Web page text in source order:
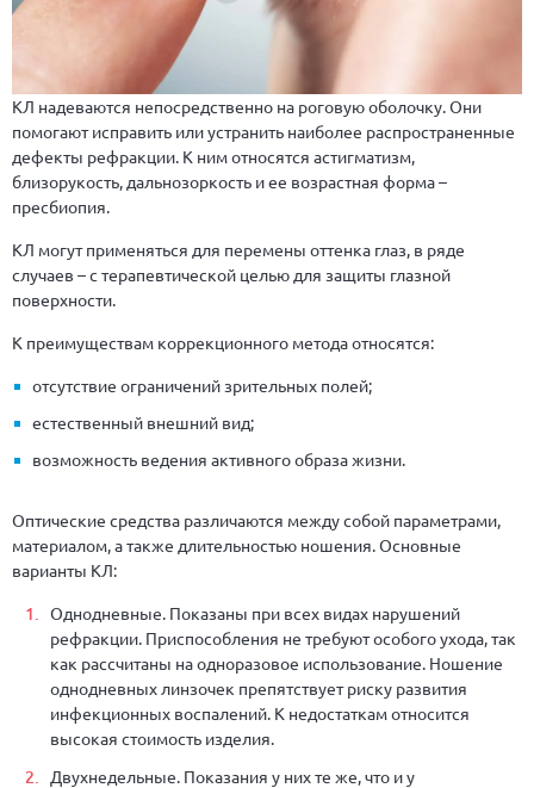
КЛ надеваются непосредственно на роговую оболочку. Они
помогают исправить или устранить наиболее распространенные
дефекты рефракции. К ним относятся астигматизм,
близорукость, дальнозоркость и ее возрастная форма –
пресбиопия.
КЛ могут применяться для перемены оттенка глаз, в ряде
случаев – с терапевтической целью для защиты глазной
поверхности.
К преимуществам коррекционного метода относятся:
отсутствие ограничений зрительных полей;
естественный внешний вид;
возможность ведения активного образа жизни.
Оптические средства различаются между собой параметрами,
материалом, а также длительностью ношения. Основные
варианты КЛ:
Однодневные. Показаны при всех видах нарушений
рефракции. Приспособления не требуют особого ухода, так
как рассчитаны на одноразовое использование. Ношение
однодневных линзочек препятствует риску развития
инфекционных воспалений. К недостаткам относится
высокая стоимость изделия.
Двухнедельные. Показания у них те же, что и у